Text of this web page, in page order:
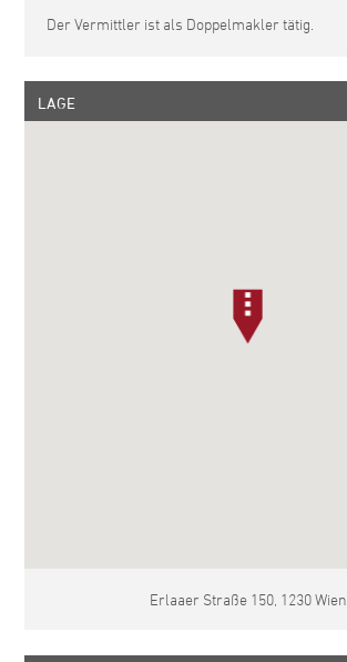
Der Vermittler ist als Doppelmakler tätig.
LAGE
Erlaaer Straße 150, 1230 Wien